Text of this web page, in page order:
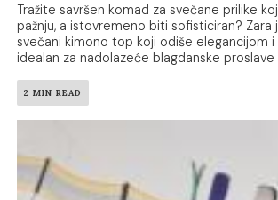
Tražite savršen komad za svečane prilike
pažnju, a istovremeno biti sofisticiran? Zara
svečani kimono top koji odiše elegancijom i
idealan za nadolazeće blagdanske proslave
2 MIN READ